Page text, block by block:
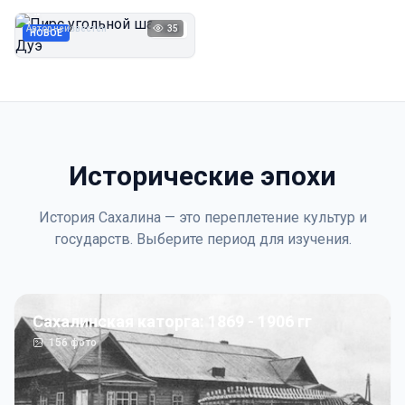
НОВОЕ 1923
Автор неизвестен 35
Исторические эпохи
История Сахалина — это переплетение культур и
государств. Выберите период для изучения.
Сахалинская каторга: 1869 - 1906 гг
156фото